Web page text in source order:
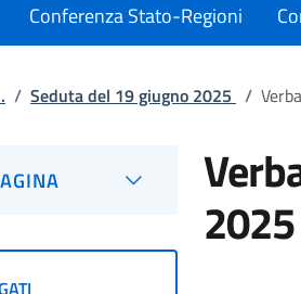
Conferenza Stato-Regioni
/ Seduta del 19 giugno 2025 /
2025